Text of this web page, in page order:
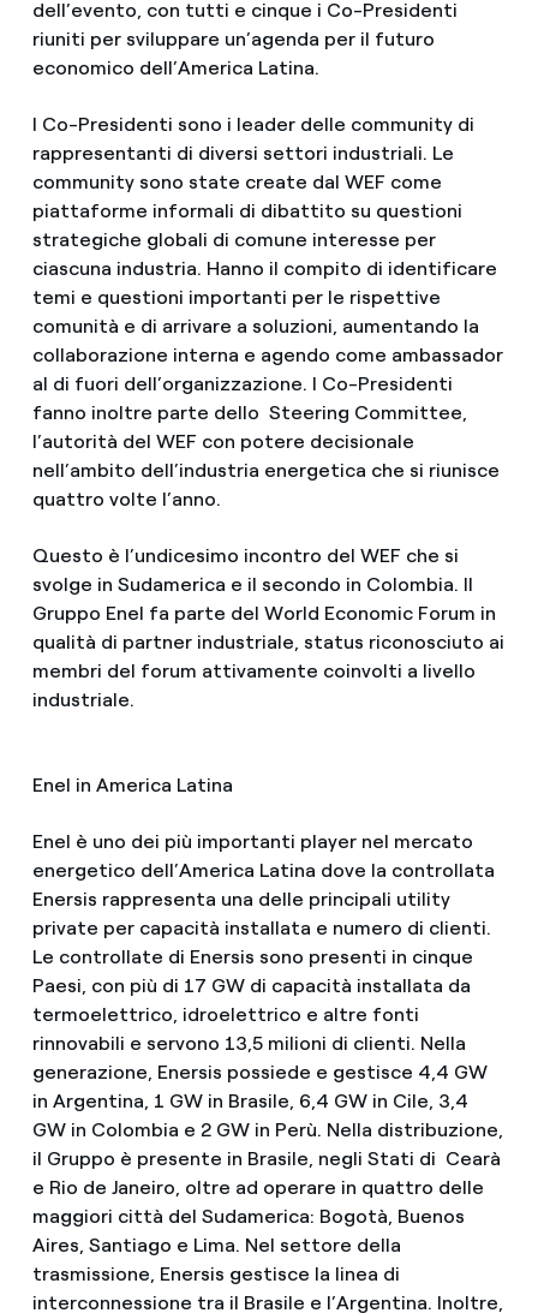
dell’evento, con tutti e cinque i Co-Presidenti
riuniti per sviluppare un’agenda per il futuro
economico dell’America Latina.
I Co-Presidenti sono i leader delle community di
rappresentanti di diversi settori industriali. Le
community sono state create dal WEF come
piattaforme informali di dibattito su questioni
strategiche globali di comune interesse per
ciascuna industria. Hanno il compito di identificare
temi e questioni importanti per le rispettive
comunità e di arrivare a soluzioni, aumentando la
collaborazione interna e agendo come ambassador
al di fuori dell’organizzazione. I Co-Presidenti
fanno inoltre parte dello Steering Committee,
l’autorità del WEF con potere decisionale
nell’ambito dell’industria energetica che si riunisce
quattro volte l’anno.
Questo è l’undicesimo incontro del WEF che si
svolge in Sudamerica e il secondo in Colombia. Il
Gruppo Enel fa parte del World Economic Forum in
qualità di partner industriale, status riconosciuto ai
membri del forum attivamente coinvolti a livello
industriale.
Enel in America Latina
Enel è uno dei più importanti player nel mercato
energetico dell’America Latina dove la controllata
Enersis rappresenta una delle principali utility
private per capacità installata e numero di clienti.
Le controllate di Enersis sono presenti in cinque
Paesi, con più di 17 GW di capacità installata da
termoelettrico, idroelettrico e altre fonti
rinnovabili e servono 13,5 milioni di clienti. Nella
generazione, Enersis possiede e gestisce 4,4 GW
in Argentina, 1 GW in Brasile, 6,4 GW in Cile, 3,4
GW in Colombia e 2 GW in Perù. Nella distribuzione,
il Gruppo è presente in Brasile, negli Stati di Cearà
e Rio de Janeiro, oltre ad operare in quattro delle
maggiori città del Sudamerica: Bogotà, Buenos
Aires, Santiago e Lima. Nel settore della
trasmissione, Enersis gestisce la linea di
interconnessione tra il Brasile e l’Argentina. Inoltre,